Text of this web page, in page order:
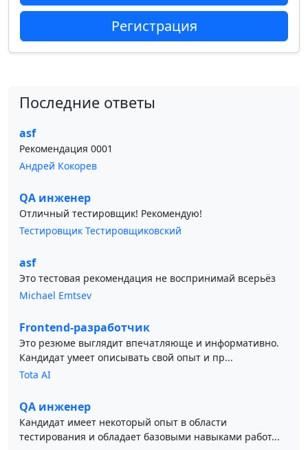
Регистрация
Последние ответы
asf
Рекомендация 0001
Андрей Кокорев
QA инженер
Отличный тестировщик! Рекомендую!
Тестировщик Тестировщиковский
asf
Это тестовая рекомендация не воспринимай всерьёз
Michael Emtsev
Frontend-разработчик
Это резюме выглядит впечатляюще и информативно.
Кандидат умеет описывать свой опыт и пр...
Tota AI
QA инженер
Кандидат имеет некоторый опыт в области
тестирования и обладает базовыми навыками работ...